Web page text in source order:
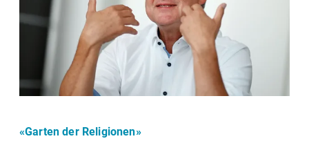
«Garten der Religionen»